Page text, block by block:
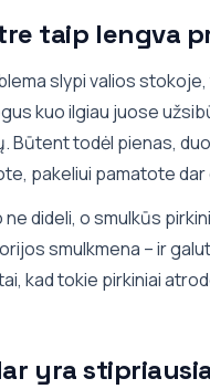
taip lengva
slypi valios
kuo ilgiau juose
Būtent todėl pienas,
pakeliui pamatote
dideli, o smulkūs
smulkmena – ir
kad tokie pirkiniai
yra